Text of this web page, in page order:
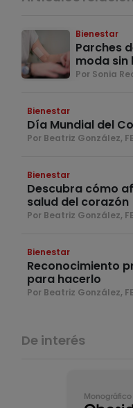
Bienestar
Parches
moda sin
Por Sonia
Bienestar
Día Mundial del
Por Beatriz González,
Bienestar
Descubra cómo
salud del corazón
Por Beatriz González,
Bienestar
Reconocimiento
para hacerlo
Por Beatriz González,
De interés